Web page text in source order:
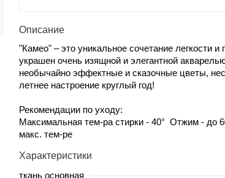
Описание
"Камео" – это уникальное сочетание легкости
украшен очень изящной и элегантной
необычайно эффектные и сказочные цветы,
летнее настроение круглый год!
Рекомендации по уходу:
Максимальная тем-ра стирки - 40° Отжим - до
макс. тем-ре
Характеристики
ткань основная